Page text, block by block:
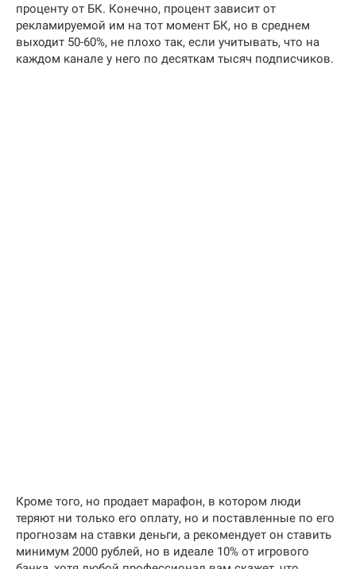
проценту от БК. Конечно, процент зависит от
рекламируемой им на тот момент БК, но в среднем
выходит 50-60%, не плохо так, если учитывать, что на
каждом канале у него по десяткам тысяч подписчиков.
Кроме того, но продает марафон, в котором люди
теряют ни только его оплату, но и поставленные по его
прогнозам на ставки деньги, а рекомендует он ставить
минимум 2000 рублей, но в идеале 10% от игрового